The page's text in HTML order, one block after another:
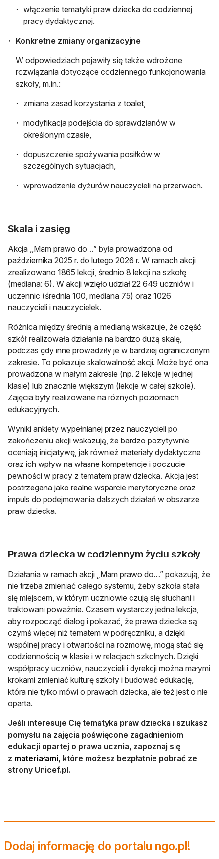
włączenie tematyki praw dziecka do codziennej
pracy dydaktycznej.
Konkretne zmiany organizacyjne
W odpowiedziach pojawiły się także wdrożone
rozwiązania dotyczące codziennego funkcjonowania
szkoły, m.in.:
zmiana zasad korzystania z toalet,
modyfikacja podejścia do sprawdzianów w
określonym czasie,
dopuszczenie spożywania posiłków w
szczególnych sytuacjach,
wprowadzenie dyżurów nauczycieli na przerwach.
Skala i zasięg
Akcja ,,Mam prawo do…” była prowadzona od
października 2025 r. do lutego 2026 r. W ramach akcji
zrealizowano 1865 lekcji, średnio 8 lekcji na szkołę
(mediana: 6). W akcji wzięło udział 22 649 uczniów i
uczennic (średnia 100, mediana 75) oraz 1026
nauczycieli i nauczycielek.
Różnica między średnią a medianą wskazuje, że część
szkół realizowała działania na bardzo dużą skalę,
podczas gdy inne prowadziły je w bardziej ograniczonym
zakresie. To pokazuje skalowalność akcji. Może być ona
prowadzona w małym zakresie (np. 2 lekcje w jednej
klasie) lub znacznie większym (lekcje w całej szkole).
Zajęcia były realizowane na różnych poziomach
edukacyjnych.
Wyniki ankiety wypełnianej przez nauczycieli po
zakończeniu akcji wskazują, że bardzo pozytywnie
oceniają inicjatywę, jak również materiały dydaktyczne
oraz ich wpływ na własne kompetencje i poczucie
pewności w pracy z tematem praw dziecka. Akcja jest
postrzegana jako realne wsparcie merytoryczne oraz
impuls do podejmowania dalszych działań w obszarze
praw dziecka.
Prawa dziecka w codziennym życiu szkoły
Działania w ramach akcji „Mam prawo do…” pokazują, że
nie trzeba zmieniać całego systemu, żeby szkoła stała
się miejscem, w którym uczniowie czują się słuchani i
traktowani poważnie. Czasem wystarczy jedna lekcja,
aby rozpocząć dialog i pokazać, że prawa dziecka są
czymś więcej niż tematem w podręczniku, a dzięki
wspólnej pracy i otwartości na rozmowę, mogą stać się
codziennością w klasie i w relacjach szkolnych. Dzięki
współpracy uczniów, nauczycieli i dyrekcji można małymi
krokami zmieniać kulturę szkoły i budować edukację,
która nie tylko mówi o prawach dziecka, ale też jest o nie
oparta.
Jeśli interesuje Cię tematyka praw dziecka i szukasz
pomysłu na zajęcia poświęcone zagadnieniom
edukacji opartej o prawa ucznia, zapoznaj się
z materiałami otwiera się w nowej karcie
, które możesz bezpłatnie pobrać ze
strony Unicef.pl.
Dodaj informację do portalu ngo.pl!